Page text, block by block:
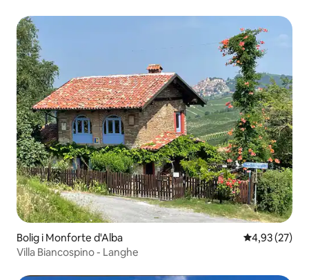
Bolig i Monforte d'Alba 4,93 ud af 5 i
4,93 (27)
Villa Biancospino - Langhe